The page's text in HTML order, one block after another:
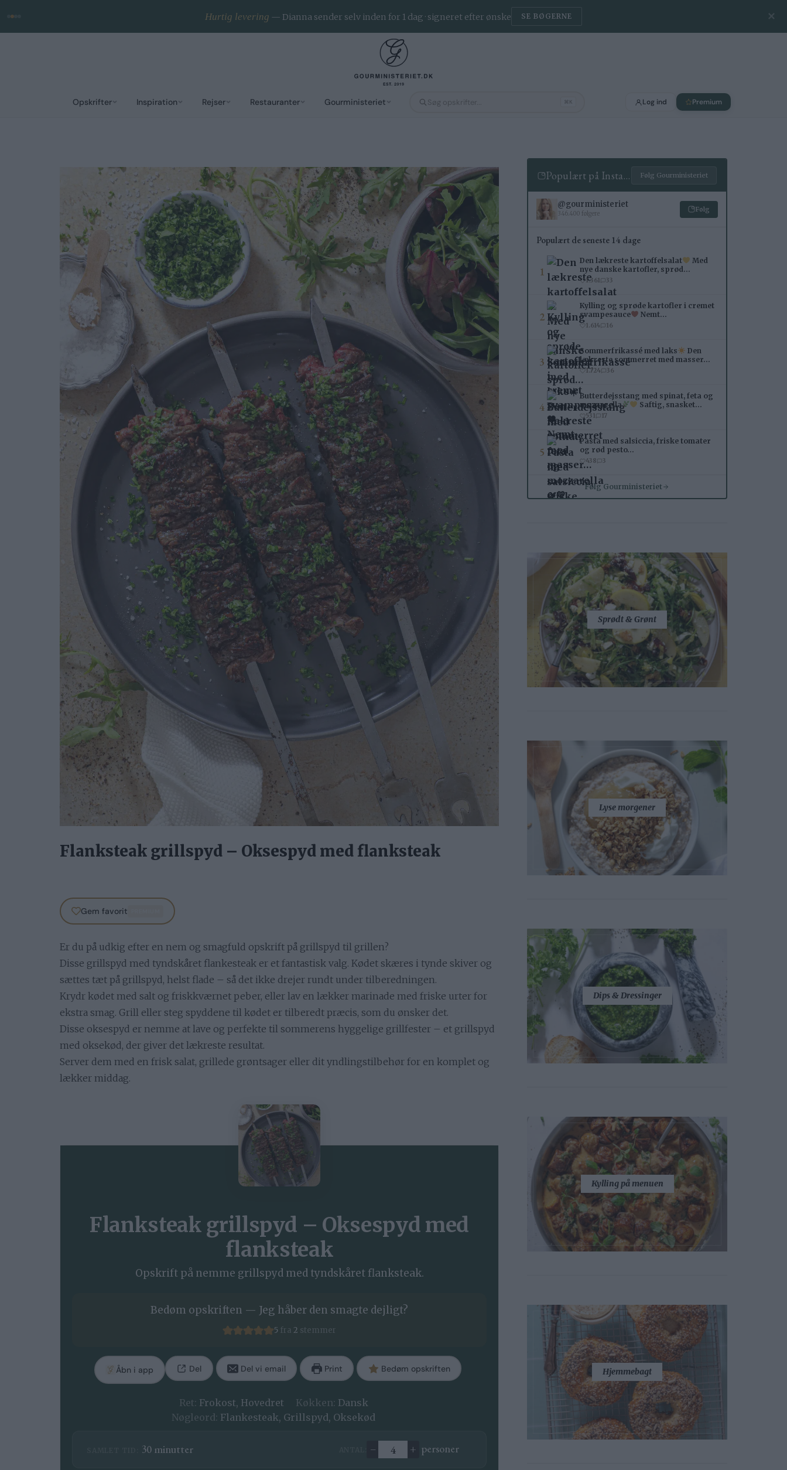
Opskrifter Inspiration Rejser Restauranter Gourministeriet ⌘K Log ind Premium
Hurtig levering — Dianna sender selv inden for 1 dag · signeret efter ønske SE BØGERNE ✕
Flanksteak grillspyd – Oksespyd med flanksteak
Gem favorit
Er du på udkig efter en nem og smagfuld opskrift på grillspyd til grillen?
Disse grillspyd med tyndskåret flankesteak er et fantastisk valg. Kødet skæres i tynde skiver og
sættes tæt på grillspyd, helst flade – så det ikke drejer rundt under tilberedningen.
Krydr kødet med salt og friskkværnet peber, eller lav en lækker marinade med friske urter for
ekstra smag. Grill eller steg spyddene til kødet er tilberedt præcis, som du ønsker det.
Disse oksespyd er nemme at lave og perfekte til sommerens hyggelige grillfester – et grillspyd
med oksekød, der giver det lækreste resultat.
Server dem med en frisk salat, grillede grøntsager eller dit yndlingstilbehør for en komplet og
lækker middag.
Flanksteak grillspyd – Oksespyd med
flanksteak
Opskrift på nemme grillspyd med tyndskåret flanksteak.
Bedøm opskriften — Jeg håber den smagte dejligt?
5 fra 2 stemmer
Åbn i app Del Del vi email Print Bedøm opskriften
Ret: Frokost, Hovedret Køkken: Dansk
Nøgleord: Flankesteak, Grillspyd, Oksekød
30minutter
minutter
Ændre antal
– + personer
Populært på Instagram Følg Gourministeriet
@gourministeriet
346.400 følgere
Følg
Populært de seneste 14 dage
1
Den lækreste kartoffelsalat
Med
nye danske kartofler, sprød…
1.361 33
2
Kylling og sprøde kartofler i cremet
svampesauce
Nemt…
1.614 16
3
Sommerfrikassé med laks
Den
lækreste sommerret med masser…
1.724 36
4
Butterdejsstang med spinat, feta og
mozzarella
Saftig, snasket…
531 17
5
Pasta med salsiccia, friske tomater
og rød pesto…
438 3
Følg Gourministeriet
Sprødt & Grønt
Lyse morgener
Dips & Dressinger
Kylling på menuen
Hjemmebagt